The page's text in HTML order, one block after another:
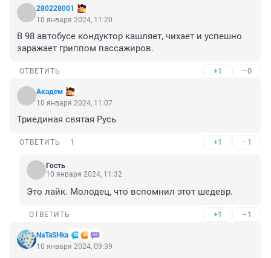
280228001
10 января 2024, 11:20
В 98 автобусе кондуктор кашляет, чихает и успешно
заражает гриппом пассажиров.
ОТВЕТИТЬ +1 –0
Академ
10 января 2024, 11:07
Триединая святая Русь
ОТВЕТИТЬ 1 +1 –1
Гость
10 января 2024, 11:32
Это лайк. Молодец, что вспомнил этот шедевр.
ОТВЕТИТЬ +1 –1
NaTaSHka
10 января 2024, 09:39